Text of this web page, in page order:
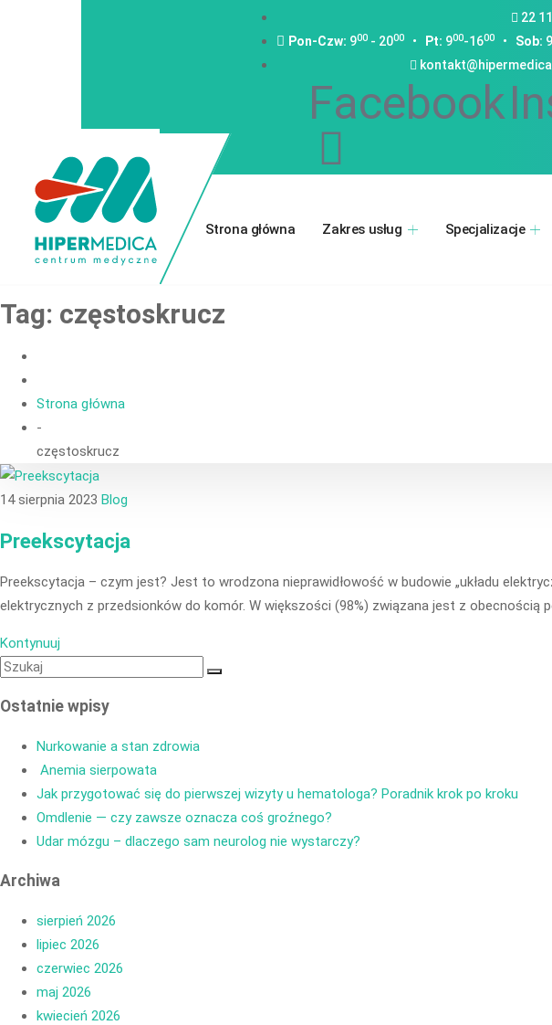
22
Pon-Czw: 900 - 2000 • Pt: 900-1600 • Sob: 9
Facebook
Strona główna Zakres usług Specjalizacje
Tag: częstoskrucz
Strona główna
-
częstoskrucz
14 sierpnia 2023 Blog
Preekscytacja
Preekscytacja – czym jest? Jest to wrodzona nieprawidłowość w budowie „układu
elektrycznych z przedsionków do komór. W większości (98%) związana jest z obecnością
Kontynuuj
Ostatnie wpisy
Nurkowanie a stan zdrowia
Anemia sierpowata
Jak przygotować się do pierwszej wizyty u hematologa? Poradnik krok po kroku
Omdlenie — czy zawsze oznacza coś groźnego?
Udar mózgu – dlaczego sam neurolog nie wystarczy?
Archiwa
sierpień 2026
lipiec 2026
czerwiec 2026
maj 2026
kwiecień 2026